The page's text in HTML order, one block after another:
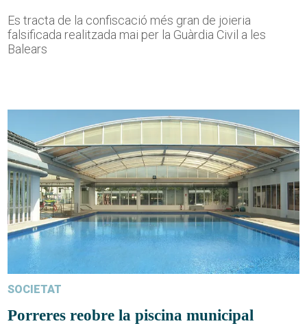
Es tracta de la confiscació més gran de joieria
falsificada realitzada mai per la Guàrdia Civil a les
Balears
SOCIETAT
Porreres reobre la piscina municipal